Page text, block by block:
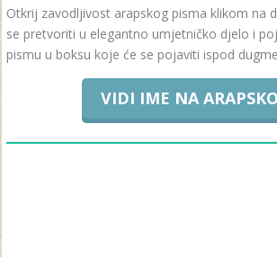
Otkrij zavodljivost arapskog pisma klikom na
se pretvoriti u elegantno umjetničko djelo i
pismu u boksu koje će se pojaviti ispod
VIDI IME NA